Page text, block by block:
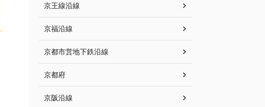
京王線沿線
京福沿線
京都市営地下鉄沿線
京都府
京阪沿線